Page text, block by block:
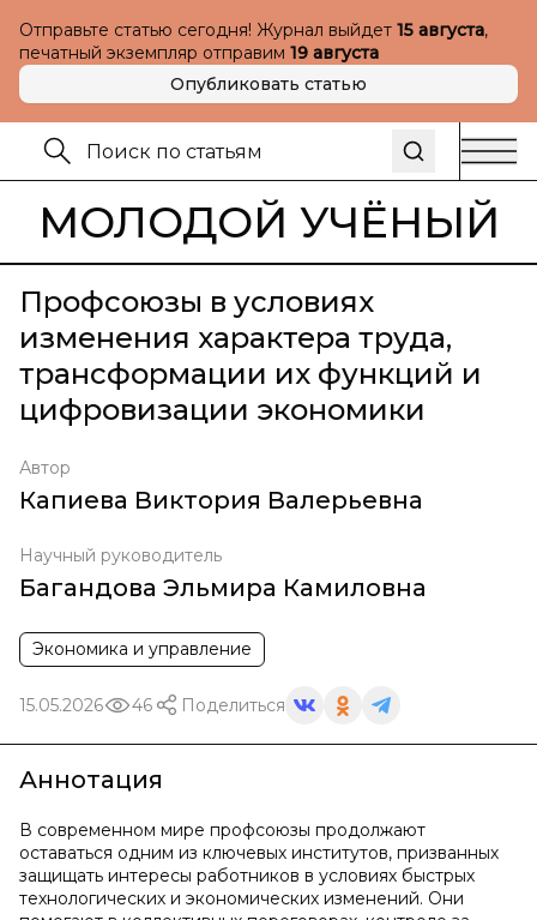
Отправьте статью сегодня! Журнал выйдет 15 августа,
печатный экземпляр отправим 19 августа
Опубликовать статью
МОЛОДОЙ УЧЁНЫЙ
Профсоюзы в условиях
изменения характера труда,
трансформации их функций и
цифровизации экономики
Автор
Капиева Виктория Валерьевна
Научный руководитель
Багандова Эльмира Камиловна
Экономика и управление
15.05.2026 46 Поделиться
Аннотация
В современном мире профсоюзы продолжают
оставаться одним из ключевых институтов, призванных
защищать интересы работников в условиях быстрых
технологических и экономических изменений. Они